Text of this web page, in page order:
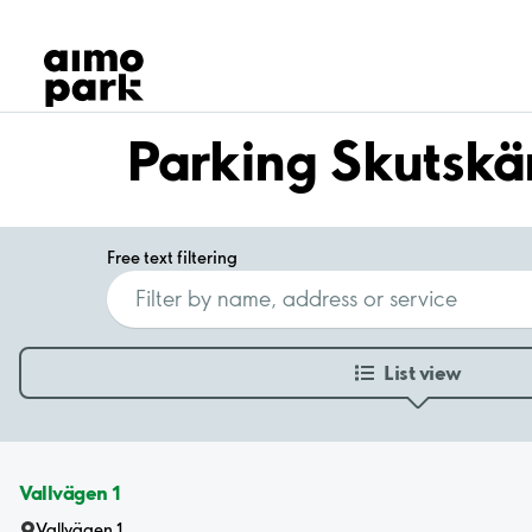
Find Parking
Partner with us
Customer Support
About Aimo Park
Parking
Free text filtering
List view
Vallvägen 1